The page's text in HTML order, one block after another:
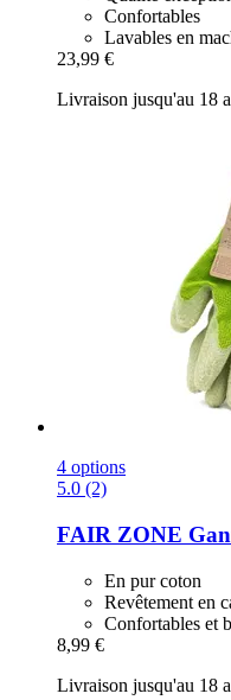
Confortables
Lavables en
23,99 €
Livraison jusqu'au 18
4 options
5.0 (2)
FAIR ZONE
En pur coton
Revêtement en
Confortables et
8,99 €
Livraison jusqu'au 18